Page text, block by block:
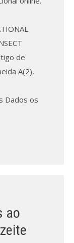
de
A(2),
Dados os
ao